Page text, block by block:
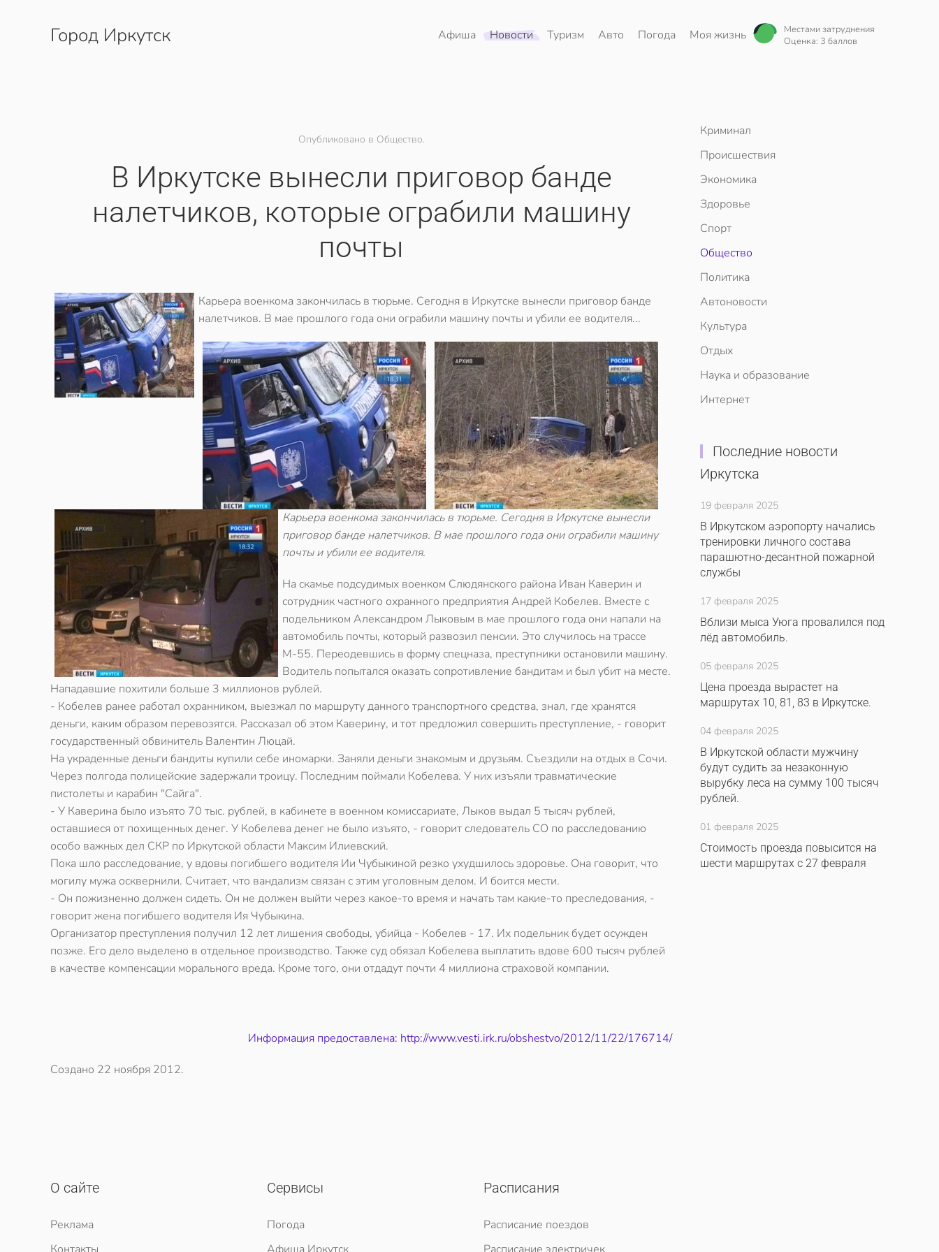
Перейти к содержимому
Город Иркутск Афиша Новости Туризм Авто Погода Моя жизнь
Местами затруднения
Оценка: 3 баллов
Опубликовано в Общество.
В Иркутске вынесли приговор банде
налетчиков, которые ограбили машину
почты
Карьера военкома закончилась в тюрьме. Сегодня в Иркутске вынесли приговор банде
налетчиков. В мае прошлого года они ограбили машину почты и убили ее водителя...
Карьера военкома закончилась в тюрьме. Сегодня в Иркутске вынесли
приговор банде налетчиков. В мае прошлого года они ограбили машину
почты и убили ее водителя.
На скамье подсудимых военком Слюдянского района Иван Каверин и
сотрудник частного охранного предприятия Андрей Кобелев. Вместе с
подельником Александром Лыковым в мае прошлого года они напали на
автомобиль почты, который развозил пенсии. Это случилось на трассе
М-55. Переодевшись в форму спецназа, преступники остановили машину.
Водитель попытался оказать сопротивление бандитам и был убит на месте.
Нападавшие похитили больше 3 миллионов рублей.
- Кобелев ранее работал охранником, выезжал по маршруту данного транспортного средства, знал, где хранятся
деньги, каким образом перевозятся. Рассказал об этом Каверину, и тот предложил совершить преступление, - говорит
государственный обвинитель Валентин Люцай.
На украденные деньги бандиты купили себе иномарки. Заняли деньги знакомым и друзьям. Съездили на отдых в Сочи.
Через полгода полицейские задержали троицу. Последним поймали Кобелева. У них изъяли травматические
пистолеты и карабин "Сайга".
- У Каверина было изъято 70 тыс. рублей, в кабинете в военном комиссариате, Лыков выдал 5 тысяч рублей,
оставшиеся от похищенных денег. У Кобелева денег не было изъято, - говорит следователь СО по расследованию
особо важных дел СКР по Иркутской области Максим Илиевский.
Пока шло расследование, у вдовы погибшего водителя Ии Чубыкиной резко ухудшилось здоровье. Она говорит, что
могилу мужа осквернили. Считает, что вандализм связан с этим уголовным делом. И боится мести.
- Он пожизненно должен сидеть. Он не должен выйти через какое-то время и начать там какие-то преследования, -
говорит жена погибшего водителя Ия Чубыкина.
Организатор преступления получил 12 лет лишения свободы, убийца - Кобелев - 17. Их подельник будет осужден
позже. Его дело выделено в отдельное производство. Также суд обязал Кобелева выплатить вдове 600 тысяч рублей
в качестве компенсации морального вреда. Кроме того, они отдадут почти 4 миллиона страховой компании.
Информация предоставлена: http://www.vesti.irk.ru/obshestvo/2012/11/22/176714/
Создано 22 ноября 2012.
Криминал
Происшествия
Экономика
Здоровье
Спорт
Общество
Политика
Автоновости
Культура
Отдых
Наука и образование
Интернет
Последние новости
Иркутска
19 февраля 2025
В Иркутском аэропорту начались
тренировки личного состава
парашютно-десантной пожарной
службы
17 февраля 2025
Вблизи мыса Уюга провалился под
лёд автомобиль.
05 февраля 2025
Цена проезда вырастет на
маршрутах 10, 81, 83 в Иркутске.
04 февраля 2025
В Иркутской области мужчину
будут судить за незаконную
вырубку леса на сумму 100 тысяч
рублей.
01 февраля 2025
Стоимость проезда повысится на
шести маршрутах с 27 февраля
О сайте
Реклама
Сервисы
Погода
Расписания
Расписание поездов